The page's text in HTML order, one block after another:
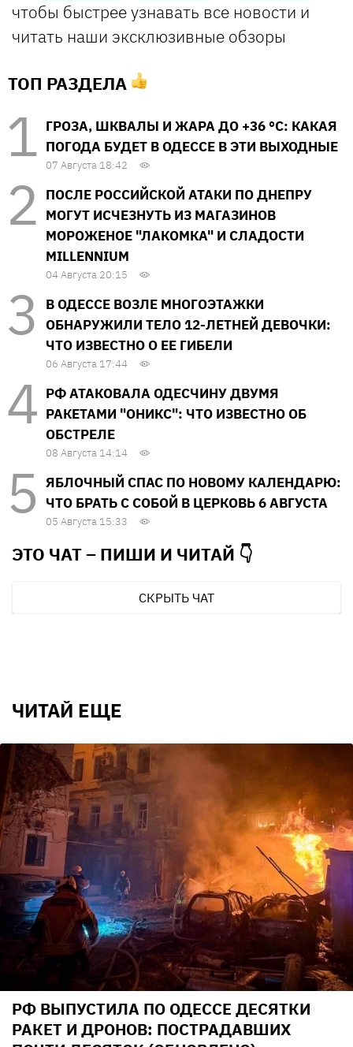
чтобы быстрее узнавать все новости и
читать наши эксклюзивные обзоры
ТОП РАЗДЕЛА
ГРОЗА, ШКВАЛЫ И ЖАРА ДО +36 °С: КАКАЯ
ПОГОДА БУДЕТ В ОДЕССЕ В ЭТИ ВЫХОДНЫЕ
07 Августа 18:42
ПОСЛЕ РОССИЙСКОЙ АТАКИ ПО ДНЕПРУ
МОГУТ ИСЧЕЗНУТЬ ИЗ МАГАЗИНОВ
МОРОЖЕНОЕ "ЛАКОМКА" И СЛАДОСТИ
MILLENNIUM
04 Августа 20:15
В ОДЕССЕ ВОЗЛЕ МНОГОЭТАЖКИ
ОБНАРУЖИЛИ ТЕЛО 12-ЛЕТНЕЙ ДЕВОЧКИ:
ЧТО ИЗВЕСТНО О ЕЕ ГИБЕЛИ
06 Августа 17:44
РФ АТАКОВАЛА ОДЕСЧИНУ ДВУМЯ
РАКЕТАМИ "ОНИКС": ЧТО ИЗВЕСТНО ОБ
ОБСТРЕЛЕ
08 Августа 14:14
ЯБЛОЧНЫЙ СПАС ПО НОВОМУ КАЛЕНДАРЮ:
ЧТО БРАТЬ С СОБОЙ В ЦЕРКОВЬ 6 АВГУСТА
05 Августа 15:33
ЭТО ЧАТ – ПИШИ И ЧИТАЙ 👇
СКРЫТЬ ЧАТ
ЧИТАЙ ЕЩЕ
РФ ВЫПУСТИЛА ПО ОДЕССЕ ДЕСЯТКИ
РАКЕТ И ДРОНОВ: ПОСТРАДАВШИХ